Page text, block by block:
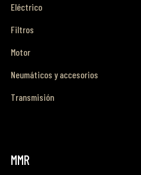
Eléctrico
Filtros
Motor
Neumáticos y accesorios
Transmisión
MMR